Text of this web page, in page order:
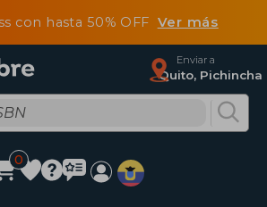
con hasta 50% OFF Ver más
Enviar a
Quito, Pichincha
0